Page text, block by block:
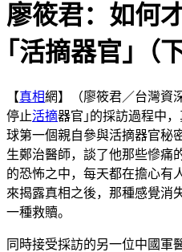
廖筱君：如何
｢活摘器官｣（下
【真相網】（廖筱君／台灣資
停止活摘器官｣的採訪過程中
球第一個親自參與活摘器官秘
生鄭治醫師，談了他那些慘痛
的恐怖之中，每天都在擔心有
來揭露真相之後，那種感覺消
一種救贖。
同時接受採訪的另一位中國軍